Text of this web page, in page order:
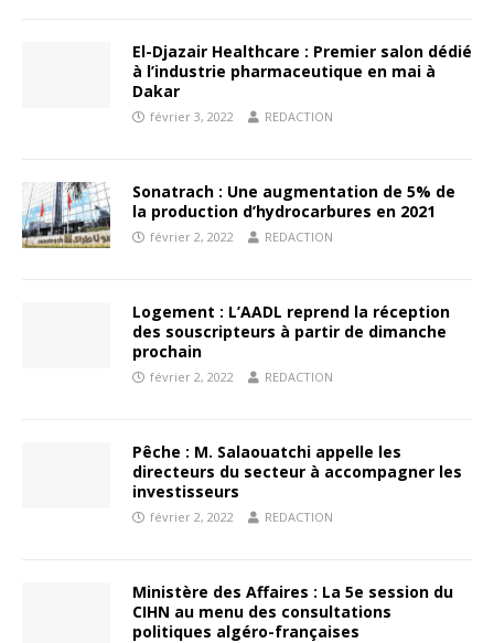
El-Djazair Healthcare : Premier salon dédié
à l’industrie pharmaceutique en mai à
Dakar
février 3, 2022 REDACTION
Sonatrach : Une augmentation de 5% de
la production d’hydrocarbures en 2021
février 2, 2022 REDACTION
Logement : L’AADL reprend la réception
des souscripteurs à partir de dimanche
prochain
février 2, 2022 REDACTION
Pêche : M. Salaouatchi appelle les
directeurs du secteur à accompagner les
investisseurs
février 2, 2022 REDACTION
Ministère des Affaires : La 5e session du
CIHN au menu des consultations
politiques algéro-françaises